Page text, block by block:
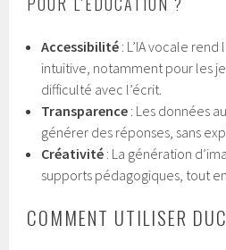
Accessibilité : L’IA vocale
intuitive, notamment pour les
difficulté avec l’écrit.
Transparence : Les données
générer des réponses, sans
Créativité : La génération
supports pédagogiques, tout
COMMENT UTILISER